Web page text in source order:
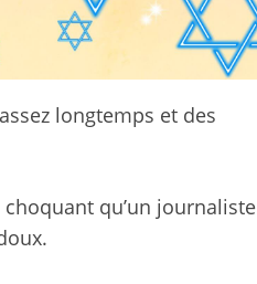
longtemps et des
qu’un journaliste